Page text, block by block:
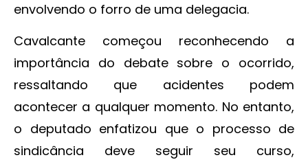
envolvendo o forro de uma delegacia.
Cavalcante começou reconhecendo a
importância do debate sobre o ocorrido,
ressaltando que acidentes podem
acontecer a qualquer momento. No entanto,
o deputado enfatizou que o processo de
sindicância deve seguir seu curso,